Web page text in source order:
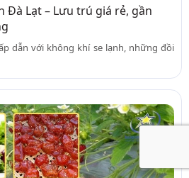
Đà Lạt – Lưu trú giá rẻ, gần
dẫn với không khí se lạnh, những đồi